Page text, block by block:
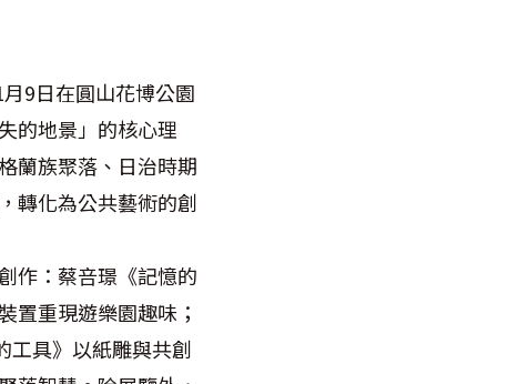
9日在圓山花博公園
的地景」的核心理
蘭族聚落、日治時期
轉化為公共藝術的創
作：蔡咅璟《記憶的
置重現遊樂園趣味；
工具》以紙雕與共創